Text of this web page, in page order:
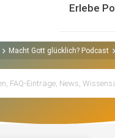
Erlebe
Macht Gott glücklich? Podcast